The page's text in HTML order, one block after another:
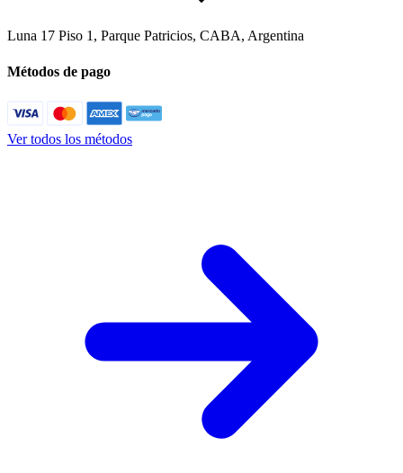
Luna 17 Piso 1 , Parque Patricios, CABA, Argentina
Métodos de pago
Ver todos los métodos